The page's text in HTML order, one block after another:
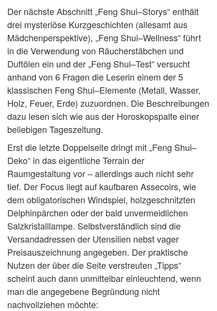
Der nächste Abschnitt „Feng Shui–Storys“ enthält
drei mysteriöse Kurzgeschichten (allesamt aus
Mädchenperspektive), „Feng Shui–Wellness“ führt
in die Verwendung von Räucherstäbchen und
Duftölen ein und der „Feng Shui–Test“ versucht
anhand von 6 Fragen die Leserin einem der 5
klassischen Feng Shui–Elemente (Metall, Wasser,
Holz, Feuer, Erde) zuzuordnen. Die Beschreibungen
dazu lesen sich wie aus der Horoskopspalte einer
beliebigen Tageszeitung.
Erst die letzte Doppelseite dringt mit „Feng Shui–
Deko“ in das eigentliche Terrain der
Raumgestaltung vor – allerdings auch nicht sehr
tief. Der Focus liegt auf kaufbaren Assecoirs, wie
dem obligatorischen Windspiel, holzgeschnitzten
Delphinpärchen oder der bald unvermeidlichen
Salzkristalllampe. Selbstverständlich sind die
Versandadressen der Utensilien nebst vager
Preisauszeichnung angegeben. Der praktische
Nutzen der über die Seite verstreuten „Tipps“
scheint auch dann unmittelbar einleuchtend, wenn
man die angegebene Begründung nicht
nachvollziehen möchte: